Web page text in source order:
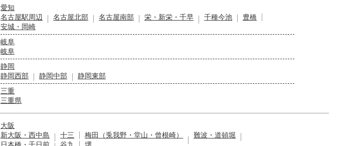
愛知
名古屋駅周辺
名古屋北部 名古屋南部 栄・新栄・千早 千種今池
豊橋
安城・岡崎
岐阜
岐阜
静岡
静岡西部
静岡中部
静岡東部
三重
三重県
大阪
新大阪・西中島
十三 梅田（兎我野・堂山・曾根崎）
難波・道頓堀